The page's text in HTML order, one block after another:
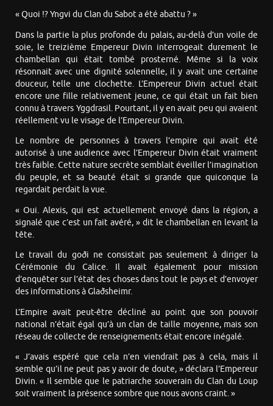
« Quoi !? Yngvi du Clan du Sabot a été abattu ? »
Dans la partie la plus profonde du palais, au-delà d’un voile de
soie, le treizième Empereur Divin interrogeait durement le
chambellan qui était tombé prosterné. Même si la voix
résonnait avec une dignité solennelle, il y avait une certaine
douceur, telle une clochette. L’Empereur Divin actuel était
encore une fille relativement jeune, ce qui était un fait bien
connu à travers Yggdrasil. Pourtant, il y en avait peu qui avaient
réellement vu le visage de l’Empereur Divin.
Le nombre de personnes à travers l’empire qui avait été
autorisé à une audience avec l’Empereur Divin était vraiment
très faible. Cette nature secrète semblait éveiller l’imagination
du peuple, et sa beauté était si grande que quiconque la
regardait perdait la vue.
« Oui. Alexis, qui est actuellement envoyé dans la région, a
signalé que c’est un fait avéré, » dit le chambellan en levant la
tête.
Le travail du goði ne consistait pas seulement à diriger la
Cérémonie du Calice. Il avait également pour mission
d’enquêter sur l’état des choses dans tout le pays et d’envoyer
des informations à Glaðsheimr.
L’Empire avait peut-être décliné au point que son pouvoir
national n’était égal qu’à un clan de taille moyenne, mais son
réseau de collecte de renseignements était encore inégalé.
« J’avais espéré que cela n’en viendrait pas à cela, mais il
semble qu’il ne peut pas y avoir de doute, » déclara l’Empereur
Divin. « Il semble que le patriarche souverain du Clan du Loup
soit vraiment la présence sombre que nous avons craint. »